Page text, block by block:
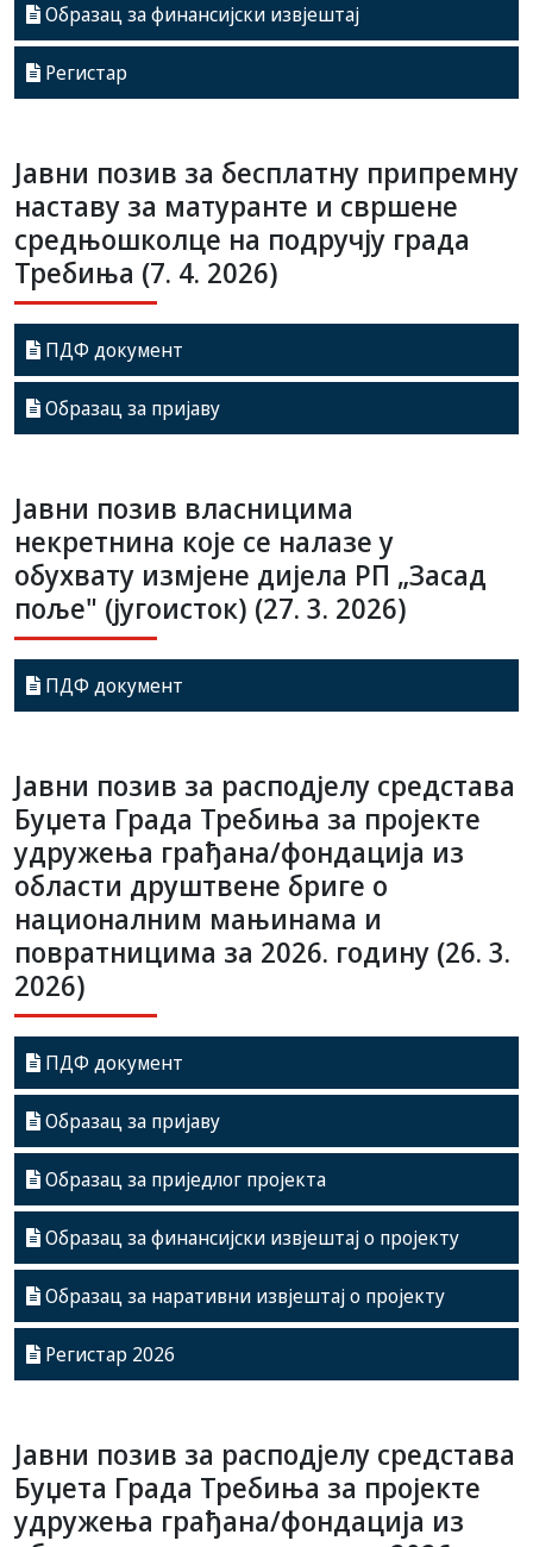
Образац за финансијски извјештај
Регистар
Јавни позив за бесплатну припремну
наставу за матуранте и свршене
средњошколце на подручју града
Требиња (7. 4. 2026)
ПДФ документ
Образац за пријаву
Јавни позив власницима
некретнина које се налазе у
обухвату измјене дијела РП „Засад
поље" (југоисток) (27. 3. 2026)
ПДФ документ
Јавни позив за расподјелу средстава
Буџета Града Требиња за пројекте
удружења грађана/фондација из
области друштвене бриге о
националним мањинама и
повратницима за 2026. годину (26. 3.
2026)
ПДФ документ
Образац за пријаву
Образац за приједлог пројекта
Образац за финансијски извјештај о пројекту
Образац за наративни извјештај о пројекту
Регистар 2026
Јавни позив за расподјелу средстава
Буџета Града Требиња за пројекте
удружења грађана/фондација из